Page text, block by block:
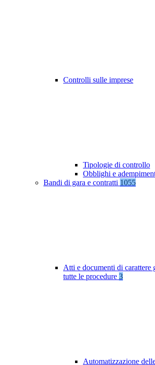
Controlli sulle imprese
Tipologie di controllo
Obblighi e
Bandi di gara e contratti 1055
Atti e documenti di carattere
tutte le procedure 3
Automatizzazione